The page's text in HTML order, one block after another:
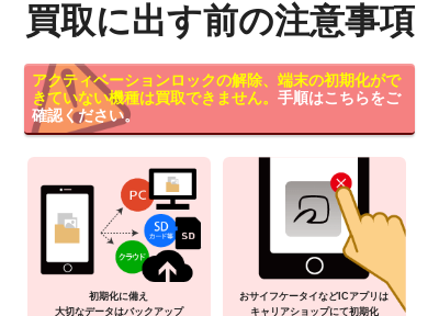
買取に出す前の注意事項
アクティベーションロックの解除、端末の初期化がで
きていない機種は買取できません。 手順はこちらをご
確認ください。
初期化に備え
大切なデータはバックアップ
おサイフケータイなどICアプリは
キャリアショップにて初期化